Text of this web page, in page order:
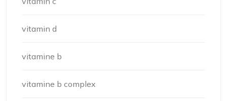
vitamin d
vitamine b
vitamine b complex